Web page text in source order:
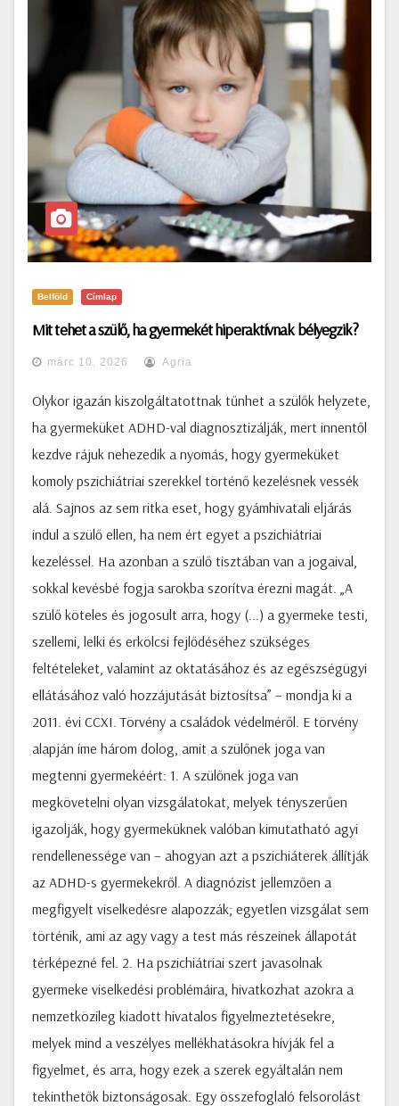
Belföld Címlap
Mit tehet a szülő, ha gyermekét hiperaktívnak bélyegzik?
márc 10, 2026 Agria
Olykor igazán kiszolgáltatottnak tűnhet a szülők helyzete,
ha gyermeküket ADHD-val diagnosztizálják, mert innentől
kezdve rájuk nehezedik a nyomás, hogy gyermeküket
komoly pszichiátriai szerekkel történő kezelésnek vessék
alá. Sajnos az sem ritka eset, hogy gyámhivatali eljárás
indul a szülő ellen, ha nem ért egyet a pszichiátriai
kezeléssel. Ha azonban a szülő tisztában van a jogaival,
sokkal kevésbé fogja sarokba szorítva érezni magát. „A
szülő köteles és jogosult arra, hogy (...) a gyermeke testi,
szellemi, lelki és erkölcsi fejlődéséhez szükséges
feltételeket, valamint az oktatásához és az egészségügyi
ellátásához való hozzájutását biztosítsa” – mondja ki a
2011. évi CCXI. Törvény a családok védelméről. E törvény
alapján íme három dolog, amit a szülőnek joga van
megtenni gyermekéért: 1. A szülőnek joga van
megkövetelni olyan vizsgálatokat, melyek tényszerűen
igazolják, hogy gyermeküknek valóban kimutatható agyi
rendellenessége van – ahogyan azt a pszichiáterek állítják
az ADHD-s gyermekekről. A diagnózist jellemzően a
megfigyelt viselkedésre alapozzák; egyetlen vizsgálat sem
történik, ami az agy vagy a test más részeinek állapotát
térképezné fel. 2. Ha pszichiátriai szert javasolnak
gyermeke viselkedési problémáira, hivatkozhat azokra a
nemzetközileg kiadott hivatalos figyelmeztetésekre,
melyek mind a veszélyes mellékhatásokra hívják fel a
figyelmet, és arra, hogy ezek a szerek egyáltalán nem
tekinthetők biztonságosak. Egy összefoglaló felsorolást